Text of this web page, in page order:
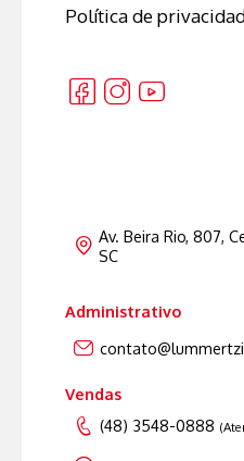
Política de
Av. Beira Rio, 807,
SC
Administrativo
Vendas
(48) 3548-0888